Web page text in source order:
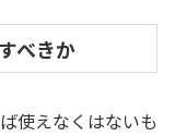
べきか
使えなくはないも